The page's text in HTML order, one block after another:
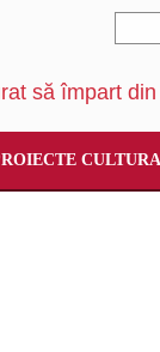
să împart